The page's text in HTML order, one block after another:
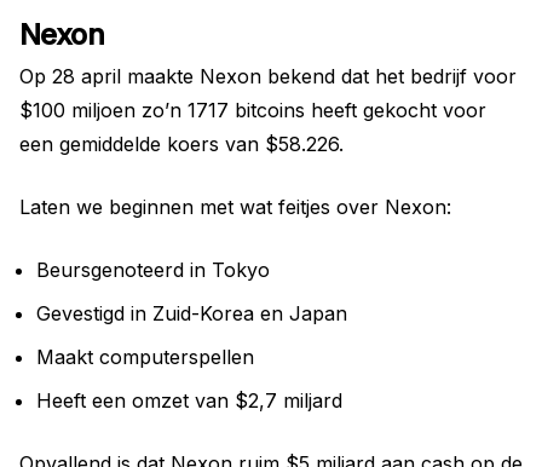
Nexon
Op 28 april maakte Nexon bekend dat het bedrijf voor
$100 miljoen zo’n 1717 bitcoins heeft gekocht voor
een gemiddelde koers van $58.226.
Laten we beginnen met wat feitjes over Nexon:
Beursgenoteerd in Tokyo
Gevestigd in Zuid-Korea en Japan
Maakt computerspellen
Heeft een omzet van $2,7 miljard